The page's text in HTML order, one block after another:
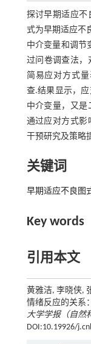
探讨早期适应不
式为早期适应不
中介变量和调节
过问卷调查法，
简易应对方式量
查.结果显示，
中介变量，又
通过应对方式影
干预研究及策略
关键词
早期适应不良图
Key words
引用本文
黄雅洁, 李晓侠,
情绪反应的关系
大学学报（自然
DOI:10.19926/